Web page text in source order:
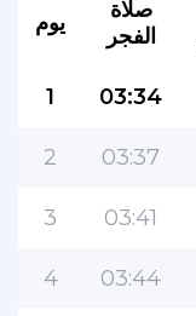
يوم
صلاة
الفجر
1 03:34
2 03:37
3 03:41
4 03:44